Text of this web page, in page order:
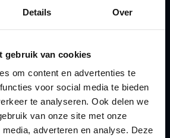
Details Over
gebruik van cookies
om content en advertenties te
voor social media te bieden
te analyseren. Ook delen we
van onze site met onze
adverteren en analyse. Deze
Jaarstukken opstellen
Lenen van de BV
Lijfrente BV